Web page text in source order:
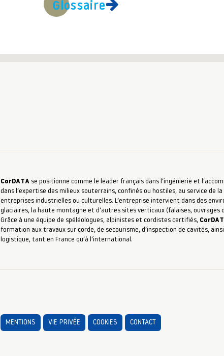
Glossaire
CorDATA se positionne comme le leader français dans l’ingénierie et
dans l’expertise des milieux souterrains, confinés ou hostiles, au service de
entreprises industrielles ou culturelles. L’entreprise intervient dans des
glaciaires, la haute montagne et d’autres sites verticaux (falaises,
Grâce à une équipe de spéléologues, alpinistes et cordistes certifiés,
formation aux travaux sur corde, de secourisme, d’inspection de cavités,
logistique, tant en France qu’à l’international.
MENTIONS VIE PRIVÉE COOKIES CONTACT